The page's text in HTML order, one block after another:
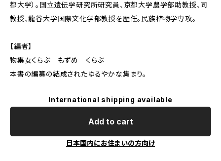
都大学）。国立遺伝学研究所研究員、京都大学農学部助教授、同
教授、龍谷大学国際文化学部教授を歴任。民族植物学専攻。
【編者】
物集女くらぶ もずめ くらぶ
本書の編纂の結成されたゆるやかな集まり。
International shipping available
Add to cart
日本国内にお住まいの方向け